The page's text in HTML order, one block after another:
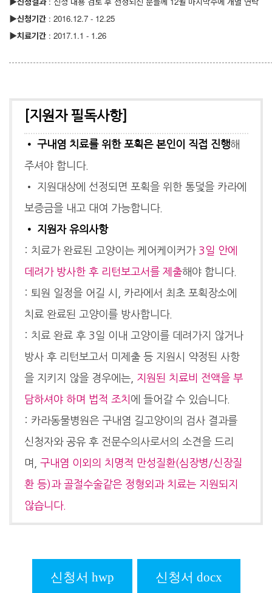
▶신청기간 : 2016.12.7 - 12.25
▶치료기간 : 2017.1.1 - 1.26
[지원자 필독사항]
• 구내염 치료를 위한 포획은 본인이 직접 진행해
주셔야 합니다.
• 지원대상에 선정되면 포획을 위한 통덫을 카라에
보증금을 내고 대여 가능합니다.
• 지원자 유의사항
: 치료가 완료된 고양이는 케어케이커가 3일 안에
데려가 방사한 후 리턴보고서를 제출해야 합니다.
: 퇴원 일정을 어길 시, 카라에서 최초 포획장소에
치료 완료된 고양이를 방사합니다.
: 치료 완료 후 3일 이내 고양이를 데려가지 않거나
방사 후 리턴보고서 미제출 등 지원시 약정된 사항
을 지키지 않을 경우에는,
지원된 치료비 전액을 부
담하셔야 하며 법적 조치 에 들어갈 수 있습니다.
: 카라동물병원은 구내염 길고양이의 검사 결과를
신청자와 공유 후 전문수의사로서의 소견을 드리
며, 구내염 이외의 치명적 만성질환(심장병/신장질
환 등)과 골절수술같은 정형외과 치료는 지원되지
않습니다.
신청서 hwp 신청서 docx